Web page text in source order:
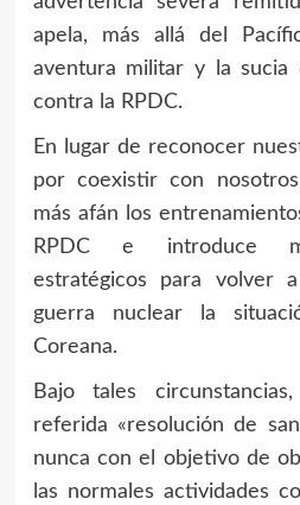
apela, más allá del
aventura militar y la sucia
contra la RPDC.
En lugar de reconocer
por coexistir con
más afán los
RPDC e introduce
estratégicos para volver
guerra nuclear la
Coreana.
Bajo tales
referida «resolución de
nunca con el objetivo de
las normales actividades